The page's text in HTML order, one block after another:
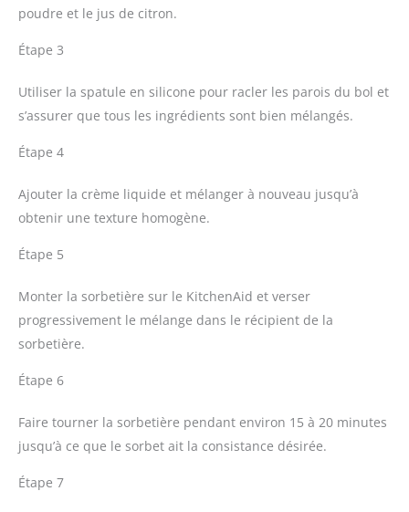
poudre et le jus de citron.
Étape 3
Utiliser la spatule en silicone pour racler les parois du bol et
s’assurer que tous les ingrédients sont bien mélangés.
Étape 4
Ajouter la crème liquide et mélanger à nouveau jusqu’à
obtenir une texture homogène.
Étape 5
Monter la sorbetière sur le KitchenAid et verser
progressivement le mélange dans le récipient de la
sorbetière.
Étape 6
Faire tourner la sorbetière pendant environ 15 à 20 minutes
jusqu’à ce que le sorbet ait la consistance désirée.
Étape 7